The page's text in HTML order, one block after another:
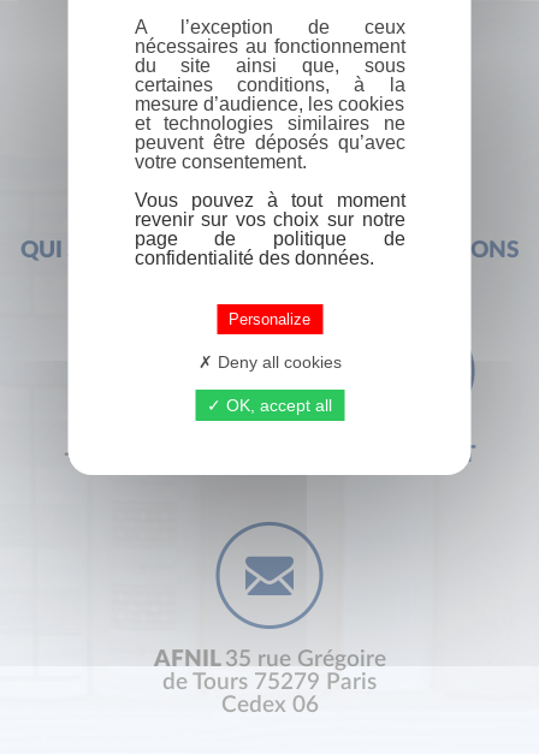
QUI SOMMES-NOUS ? FOIRE AUX QUESTIONS
+33 (0) 1 44 41 29 19 CONTACT
AFNIL 35 rue Grégoire
de Tours 75279 Paris
Cedex 06
A l’exception de ceux
nécessaires au fonctionnement
du site ainsi que, sous
certaines conditions, à la
mesure d’audience, les cookies
et technologies similaires ne
peuvent être déposés qu’avec
votre consentement.
Vous pouvez à tout moment
revenir sur vos choix sur notre
page de politique de
confidentialité des données.
Personalize
Deny all cookies
OK, accept all